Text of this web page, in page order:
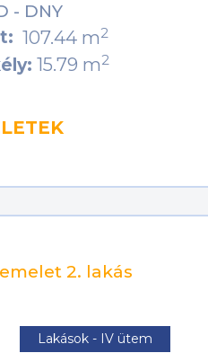
- DNY
107.44 m2
15.79 m2
2. lakás
Lakások - IV ütem